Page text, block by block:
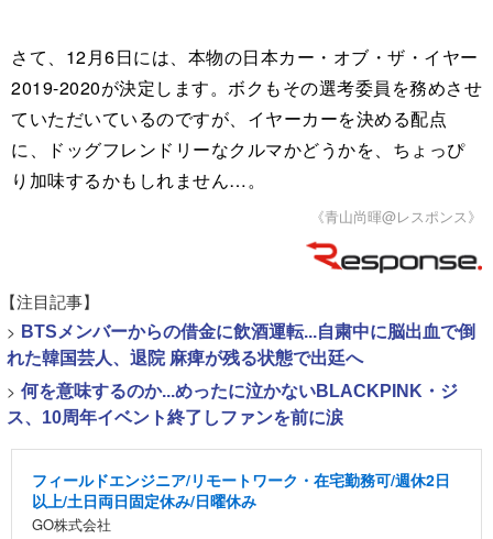
さて、12月6日には、本物の日本カー・オブ・ザ・イヤー
2019-2020が決定します。ボクもその選考委員を務めさせ
ていただいているのですが、イヤーカーを決める配点
に、ドッグフレンドリーなクルマかどうかを、ちょっぴ
り加味するかもしれません…。
《青山尚暉@レスポンス》
【注目記事】
> BTSメンバーからの借金に飲酒運転...自粛中に脳出血で倒
れた韓国芸人、退院 麻痺が残る状態で出廷へ
> 何を意味するのか...めったに泣かないBLACKPINK・ジ
ス、10周年イベント終了しファンを前に涙
フィールドエンジニア/リモートワーク・在宅勤務可/週休2日
以上/土日両日固定休み/日曜休み
GO株式会社